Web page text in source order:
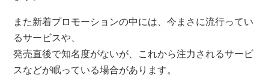
また新着プロモーションの中には、今まさに流行ってい
るサービスや、
発売直後で知名度がないが、これから注力されるサービ
スなどが眠っている場合があります。